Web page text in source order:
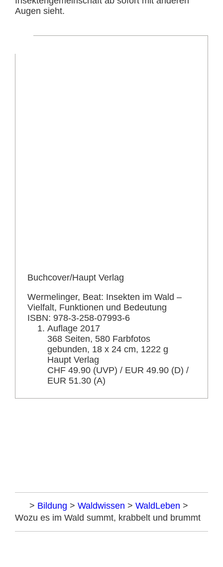
Augen sieht.
Buchcover/Haupt Verlag
Wermelinger, Beat: Insekten im Wald –
Vielfalt, Funktionen und Bedeutung
ISBN: 978-3-258-07993-6
Auflage 2017
368 Seiten, 580 Farbfotos
gebunden, 18 x 24 cm, 1222 g
Haupt Verlag
CHF 49.90 (UVP) / EUR 49.90 (D) /
EUR 51.30 (A)
Home
> Bildung >Waldwissen >WaldLeben >
Wozu es im Wald summt, krabbelt und brummt